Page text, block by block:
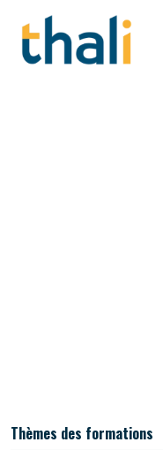
Thèmes des formations